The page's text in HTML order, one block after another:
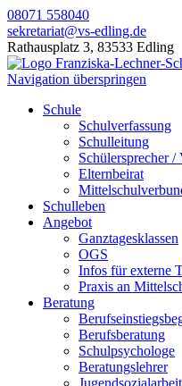
08071 558040
sekretariat@vs-edling.de
Rathausplatz 3, 83533 Edling
Navigation überspringen
Schule
Schulverfassung
Schulleitung
Schülersprecher /
Elternbeirat
Schulleben
Angebot
Ganztagesklassen
OGS
Infos für externe
Praxis an
Beratung
Berufsberatung
Schulpsychologe
Beratungslehrer